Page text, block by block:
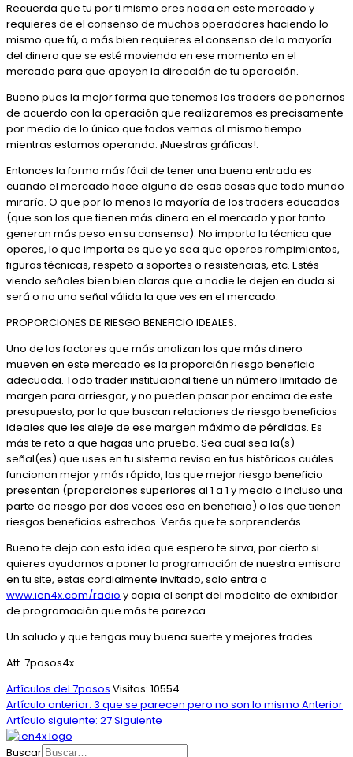
Recuerda que tu por ti mismo eres nada en este mercado y
requieres de el consenso de muchos operadores haciendo lo
mismo que tú, o más bien requieres el consenso de la mayoría
del dinero que se esté moviendo en ese momento en el
mercado para que apoyen la dirección de tu operación.
Bueno pues la mejor forma que tenemos los traders de ponernos
de acuerdo con la operación que realizaremos es precisamente
por medio de lo único que todos vemos al mismo tiempo
mientras estamos operando. ¡Nuestras gráficas!.
Entonces la forma más fácil de tener una buena entrada es
cuando el mercado hace alguna de esas cosas que todo mundo
miraría. O que por lo menos la mayoría de los traders educados
(que son los que tienen más dinero en el mercado y por tanto
generan más peso en su consenso). No importa la técnica que
operes, lo que importa es que ya sea que operes rompimientos,
figuras técnicas, respeto a soportes o resistencias, etc. Estés
viendo señales bien bien claras que a nadie le dejen en duda si
será o no una señal válida la que ves en el mercado.
PROPORCIONES DE RIESGO BENEFICIO IDEALES:
Uno de los factores que más analizan los que más dinero
mueven en este mercado es la proporción riesgo beneficio
adecuada. Todo trader institucional tiene un número limitado de
margen para arriesgar, y no pueden pasar por encima de este
presupuesto, por lo que buscan relaciones de riesgo beneficios
ideales que les aleje de ese margen máximo de pérdidas. Es
más te reto a que hagas una prueba. Sea cual sea la(s)
señal(es) que uses en tu sistema revisa en tus históricos cuáles
funcionan mejor y más rápido, las que mejor riesgo beneficio
presentan (proporciones superiores al 1 a 1 y medio o incluso una
parte de riesgo por dos veces eso en beneficio) o las que tienen
riesgos beneficios estrechos. Verás que te sorprenderás.
Bueno te dejo con esta idea que espero te sirva, por cierto si
quieres ayudarnos a poner la programación de nuestra emisora
en tu site, estas cordialmente invitado, solo entra a
www.ien4x.com/radio y copia el script del modelito de exhibidor
de programación que más te parezca.
Un saludo y que tengas muy buena suerte y mejores trades.
Att. 7pasos4x.
Artículos del 7pasos Visitas: 10554
Artículo anterior: 3 que se parecen pero no son lo mismo Anterior
Artículo siguiente: 27Siguiente
Buscar